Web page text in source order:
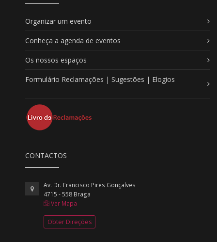
Organizar um evento
Conheça a agenda de eventos
Os nossos espaços
Formulário Reclamações | Sugestões | Elogios
CONTACTOS
Av. Dr. Francisco Pires Gonçalves
4715 - 558 Braga
Ver Mapa
Obter Direções